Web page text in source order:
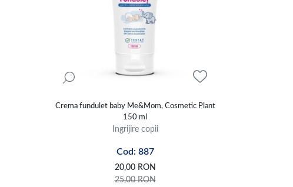
Crema fundulet baby Me&Mom, Cosmetic Plant
150 ml
Ingrijire copii
Cod: 887
20,00 RON
25,00RON